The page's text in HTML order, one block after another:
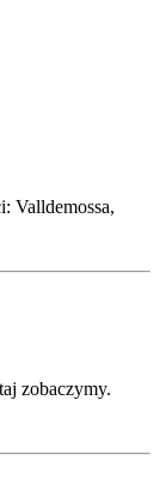
Valldemossa,
zobaczymy.